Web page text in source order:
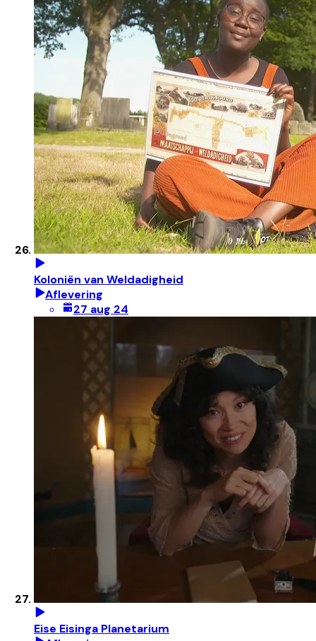
Koloniën van Weldadigheid
Aflevering
27 aug 24
Eise Eisinga Planetarium